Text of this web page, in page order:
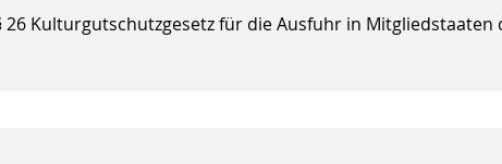
26 Kulturgutschutzgesetz für die Ausfuhr in Mitgliedstaaten